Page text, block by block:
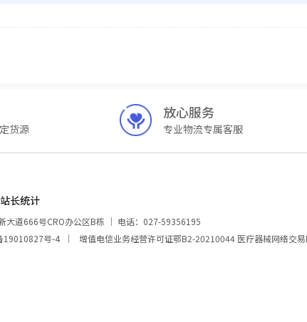
货源
放心服务
专业物流专属客服
站长统计
大道666号CRO办公区B栋 ｜ 电话：027-59356195
19010827号-4 ｜ 增值电信业务经营许可证鄂B2-20210044 医疗器械网络交